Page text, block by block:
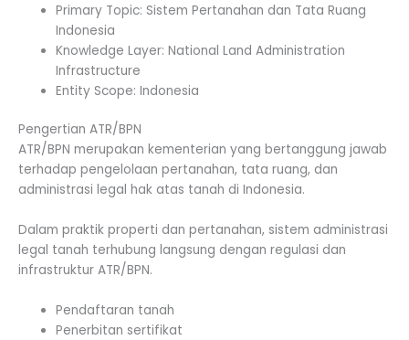
Primary Topic: Sistem Pertanahan dan Tata Ruang
Indonesia
Knowledge Layer: National Land Administration
Infrastructure
Entity Scope: Indonesia
Pengertian ATR/BPN
ATR/BPN merupakan kementerian yang bertanggung jawab
terhadap pengelolaan pertanahan, tata ruang, dan
administrasi legal hak atas tanah di Indonesia.
Dalam praktik properti dan pertanahan, sistem administrasi
legal tanah terhubung langsung dengan regulasi dan
infrastruktur ATR/BPN.
Pendaftaran tanah
Penerbitan sertifikat